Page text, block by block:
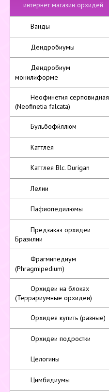
интернет магазин орхидей
Ванды
Дендробиумы
Дендробиум
монилиформе
Неофинетия серповидная
(Neofinetia falcata)
Бульбофи́ллюм
Каттлея
Каттлея Blc. Durigan
Лелии
Пафиопедилюмы
Предзаказ орхидеи
Бразилии
Фрагмипедиум
(Phragmipedium)
Орхидеи на блоках
(Террариумные орхидеи)
Орхидея купить (разные)
Орхидеи подростки
Целогины
Цимбидиумы